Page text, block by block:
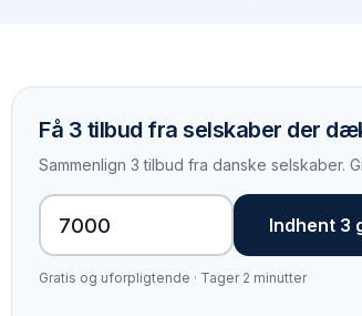
Få 3 tilbud fra selskaber der
Sammenlign 3 tilbud fra danske selskaber.
Indhent 3
Gratis og uforpligtende · Tager 2 minutter